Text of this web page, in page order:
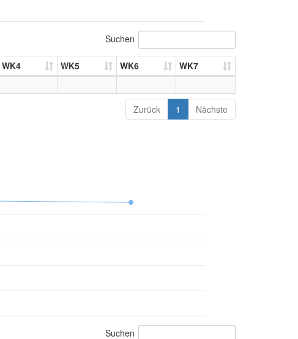
Suchen
WK4 WK5 WK6 WK7
Zurück 1 Nächste
Suchen